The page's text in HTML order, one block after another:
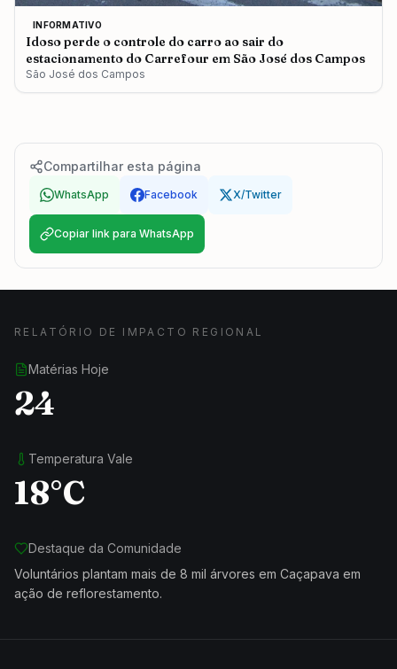
INFORMATIVO
Idoso perde o controle do carro ao sair do
estacionamento do Carrefour em São José dos Campos
São José dos Campos
Compartilhar esta página
WhatsApp Facebook X/Twitter
Copiar link para WhatsApp
RELATÓRIO DE IMPACTO REGIONAL
Matérias Hoje
24
Temperatura Vale
18°C
Destaque da Comunidade
Voluntários plantam mais de 8 mil árvores em Caçapava em
ação de reflorestamento.